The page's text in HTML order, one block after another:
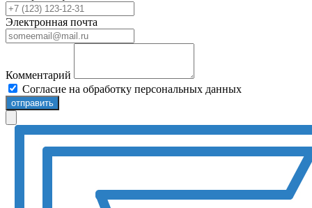
Электронная почта
Комментарий
Согласие на обработку персональных данных
отправить